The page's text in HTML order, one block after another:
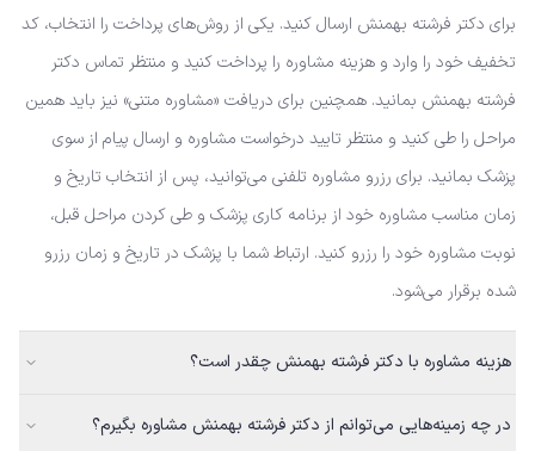
برای دکتر فرشته بهمنش ارسال کنید. یکی از روش‌های پرداخت را انتخاب، کد
تخفیف خود را وارد و هزینه مشاوره را پرداخت کنید و منتظر تماس دکتر
فرشته بهمنش بمانید. همچنین برای دریافت «مشاوره متنی» نیز باید همین
مراحل را طی کنید و منتظر تایید درخواست مشاوره و ارسال پیام از سوی
پزشک بمانید. برای رزرو مشاوره تلفنی می‌توانید، پس از انتخاب تاریخ و
زمان مناسب مشاوره خود از برنامه کاری پزشک و طی کردن مراحل قبل،
نوبت مشاوره خود را رزرو کنید. ارتباط شما با پزشک در تاریخ و زمان رزرو
شده برقرار می‌شود.
هزینه مشاوره با دکتر فرشته بهمنش چقدر است؟
در چه زمینه‌هایی می‌توانم از دکتر فرشته بهمنش مشاوره بگیرم؟